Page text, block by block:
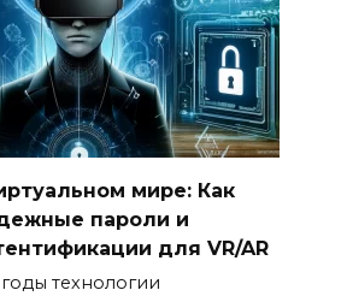
мире: Как
пароли и
для VR/AR
технологии